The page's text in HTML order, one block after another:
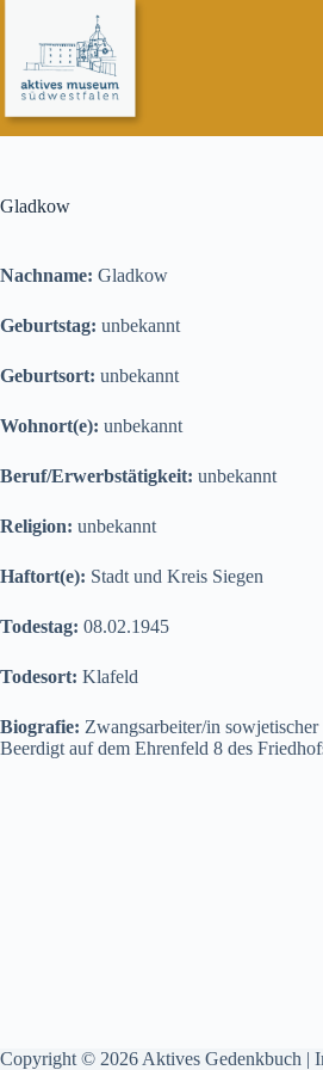
springen
Gladkow
Nachname: Gladkow
Geburtstag: unbekannt
Geburtsort: unbekannt
Wohnort(e): unbekannt
Beruf/Erwerbstätigkeit: unbekannt
Religion: unbekannt
Haftort(e): Stadt und Kreis Siegen
Todestag: 08.02.1945
Todesort: Klafeld
Biografie: Zwangsarbeiter/in sowjetischer
Beerdigt auf dem Ehrenfeld 8 des
Copyright © 2026 Aktives Gedenkbuch |